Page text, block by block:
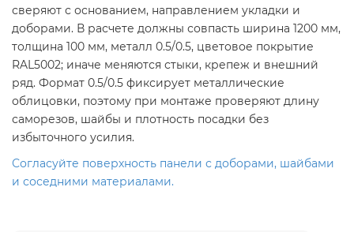
сверяют с основанием, направлением укладки и
доборами. В расчете должны совпасть ширина 1200 мм,
толщина 100 мм, металл 0.5/0.5, цветовое покрытие
RAL5002; иначе меняются стыки, крепеж и внешний
ряд. Формат 0.5/0.5 фиксирует металлические
облицовки, поэтому при монтаже проверяют длину
саморезов, шайбы и плотность посадки без
избыточного усилия.
Согласуйте поверхность панели с доборами, шайбами
и соседними материалами.